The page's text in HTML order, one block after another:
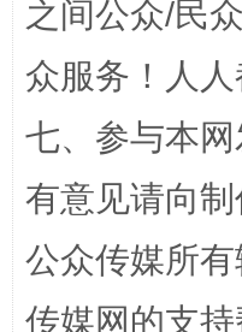
之间公众/民
众服务！人人
七、参与本
有意见请向
公众传媒所
传媒网的支